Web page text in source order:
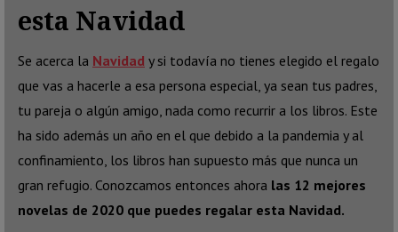
esta Navidad
Se acerca la Navidad y si todavía no tienes elegido el regalo
que vas a hacerle a esa persona especial, ya sean tus padres,
tu pareja o algún amigo, nada como recurrir a los libros. Este
ha sido además un año en el que debido a la pandemia y al
confinamiento, los libros han supuesto más que nunca un
gran refugio. Conozcamos entonces ahora las 12 mejores
novelas de 2020 que puedes regalar esta Navidad.